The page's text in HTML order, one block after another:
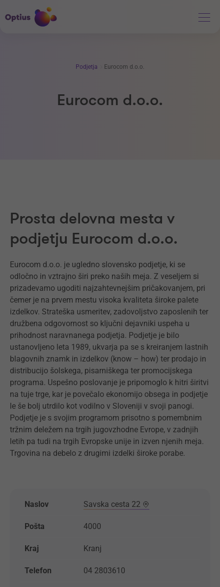
Podjetja Eurocom d.o.o.
Eurocom d.o.o.
Prosta delovna mesta v
podjetju Eurocom d.o.o.
Eurocom d.o.o. je ugledno slovensko podjetje, ki se
odločno in vztrajno širi preko naših meja. Z veseljem si
prizadevamo ugoditi najzahtevnejšim pričakovanjem, pri
čemer je na prvem mestu visoka kvaliteta široke palete
izdelkov. Strateška usmeritev, zadovoljstvo zaposlenih ter
družbena odgovornost so ključni dejavniki uspeha u
prihodnost naravnanega podjetja. Podjetje je bilo
ustanovljeno leta 1989, ukvarja pa se s kreiranjem lastnih
blagovnih znamk in izdelkov (know – how) ter prodajo in
distribucijo šolskega, pisarniškega ter promocijskega
programa. Uspešno poslovanje je pripomoglo k hitri širitvi
na tuje trge, kar je povečalo ekonomijo obsega in podjetje
le še bolj utrdilo kot vodilno v Sloveniji v svoji panogi.
Podjetje je s svojim programom prisotno s pomembnim
tržnim deležem na trgih jugovzhodne Evrope, v zadnjih
letih pa tudi na trgih Evropske unije in izven njenih meja.
Trgovina na debelo z drugimi izdelki široke porabe.
Naslov Savska cesta 22
Pošta 4000
Kraj Kranj
Telefon 04 2803610